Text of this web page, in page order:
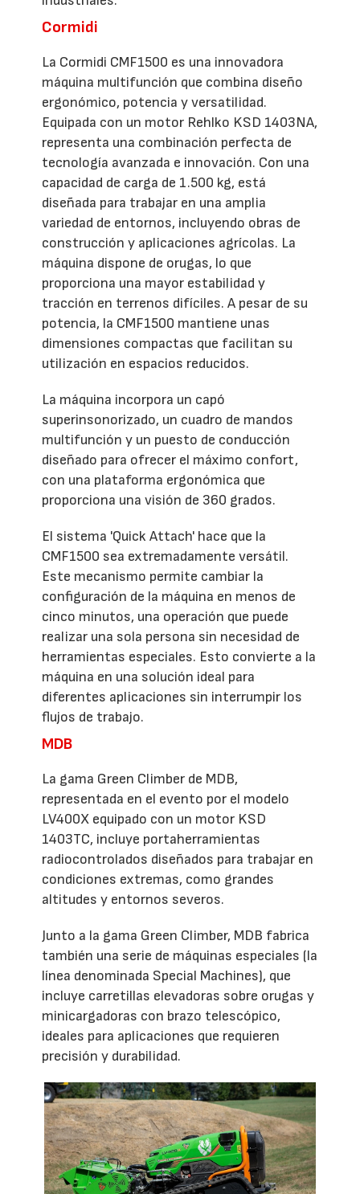
Cormidi
La Cormidi CMF1500 es una innovadora
máquina multifunción que combina diseño
ergonómico, potencia y versatilidad.
Equipada con un motor Rehlko KSD 1403NA,
representa una combinación perfecta de
tecnología avanzada e innovación. Con una
capacidad de carga de 1.500 kg, está
diseñada para trabajar en una amplia
variedad de entornos, incluyendo obras de
construcción y aplicaciones agrícolas. La
máquina dispone de orugas, lo que
proporciona una mayor estabilidad y
tracción en terrenos difíciles. A pesar de su
potencia, la CMF1500 mantiene unas
dimensiones compactas que facilitan su
utilización en espacios reducidos.
La máquina incorpora un capó
superinsonorizado, un cuadro de mandos
multifunción y un puesto de conducción
diseñado para ofrecer el máximo confort,
con una plataforma ergonómica que
proporciona una visión de 360 grados.
El sistema 'Quick Attach' hace que la
CMF1500 sea extremadamente versátil.
Este mecanismo permite cambiar la
configuración de la máquina en menos de
cinco minutos, una operación que puede
realizar una sola persona sin necesidad de
herramientas especiales. Esto convierte a la
máquina en una solución ideal para
diferentes aplicaciones sin interrumpir los
flujos de trabajo.
MDB
La gama Green Climber de MDB,
representada en el evento por el modelo
LV400X equipado con un motor KSD
1403TC, incluye portaherramientas
radiocontrolados diseñados para trabajar en
condiciones extremas, como grandes
altitudes y entornos severos.
Junto a la gama Green Climber, MDB fabrica
también una serie de máquinas especiales (la
línea denominada Special Machines), que
incluye carretillas elevadoras sobre orugas y
minicargadoras con brazo telescópico,
ideales para aplicaciones que requieren
precisión y durabilidad.